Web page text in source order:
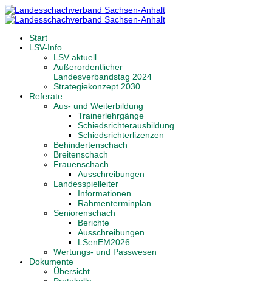
Start
LSV-Info
LSV aktuell
Außerordentlicher
Landesverbandstag 2024
Strategiekonzept 2030
Referate
Aus- und Weiterbildung
Trainerlehrgänge
Schiedsrichterausbildung
Schiedsrichterlizenzen
Behindertenschach
Breitenschach
Frauenschach
Ausschreibungen
Landesspielleiter
Informationen
Rahmenterminplan
Seniorenschach
Berichte
Ausschreibungen
LSenEM2026
Wertungs- und Passwesen
Dokumente
Übersicht